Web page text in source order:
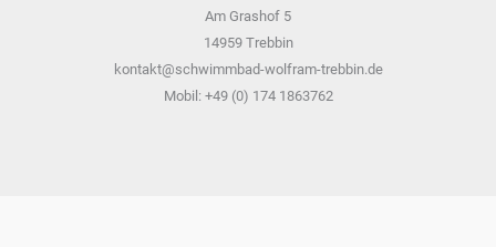
Am Grashof 5
14959 Trebbin
kontakt@schwimmbad-wolfram-trebbin.de
Mobil: +49 (0) 174 1863762